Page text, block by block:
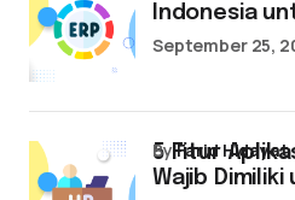
Indonesia
September 25,
5 Fitur
Wajib
byFarid Hidayat